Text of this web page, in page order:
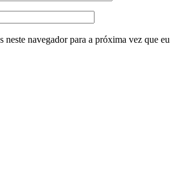
neste navegador para a próxima vez que eu